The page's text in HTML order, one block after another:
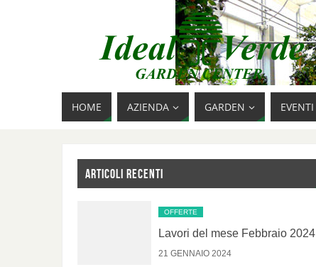
HOME AZIENDA GARDEN EVENTI
ARTICOLI RECENTI
OFFERTE
Lavori del mese Febbraio 2024
21 GENNAIO 2024